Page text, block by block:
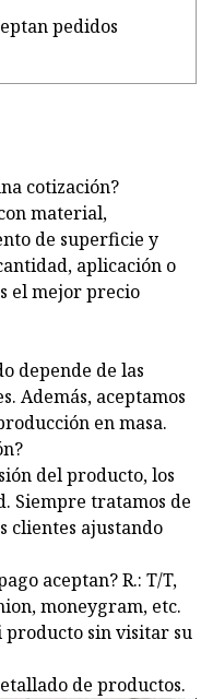
pedidos
cotización?
material,
de superficie y
aplicación o
el mejor precio
depende de las
Además, aceptamos
en masa.
del producto, los
Siempre tratamos de
clientes ajustando
aceptan? R.: T/T,
moneygram, etc.
producto sin visitar su
de productos.